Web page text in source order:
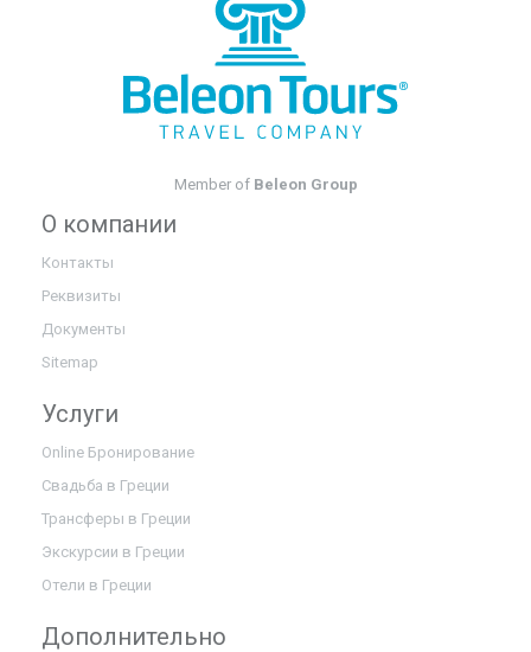
Member of Beleon Group
О компании
Контакты
Реквизиты
Документы
Sitemap
Услуги
Online Бронирование
Свадьба в Греции
Трансферы в Греции
Экскурсии в Греции
Отели в Греции
Дополнительно